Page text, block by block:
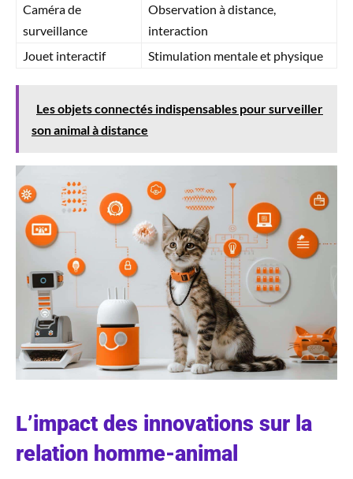
Caméra de
surveillance
Observation à distance,
interaction
Jouet interactif
Stimulation mentale et physique
Les objets connectés indispensables pour surveiller
son animal à distance
L’impact des innovations sur la
relation homme-animal